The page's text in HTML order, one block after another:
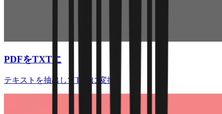
PDFをTXTに
テキストを抽出してTXTに変換